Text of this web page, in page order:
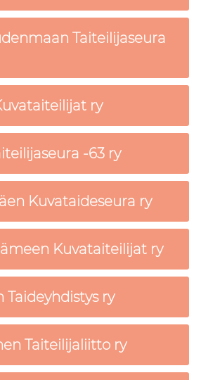
Taiteilijaseura
ry
-63 ry
Kuvataideseura ry
Kuvataiteilijat ry
Taideyhdistys ry
Taiteilijaliitto ry